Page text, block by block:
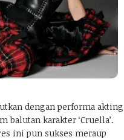
dengan performa akting
balutan karakter ‘Cruella’.
ini pun sukses meraup